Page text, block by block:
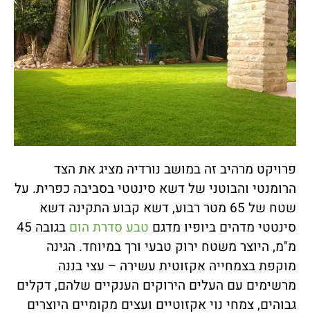
פרויקט מרהיב זה במושב נורדיה מציג את הצד
הרומנטי והבוטני של דשא סינטטי בסביבה כפרית. על
שטח של 65 מטר רבוע, דשא קבוע התקינה דשא
סינטטי מדהים ביופיו מדגם טבע סדרת הום
בגובה 45
מ"מ, היוצר משטח ירוק טבעי ורך במיוחד. הגינה
מוקפת בצמחייה אקזוטית עשירה – עצי בננה
מרשימים עם העלים הירוקים הענקיים שלהם, דקלים
גבוהים, צמחי נוי אקזוטיים ועצים מקומיים היוצרים